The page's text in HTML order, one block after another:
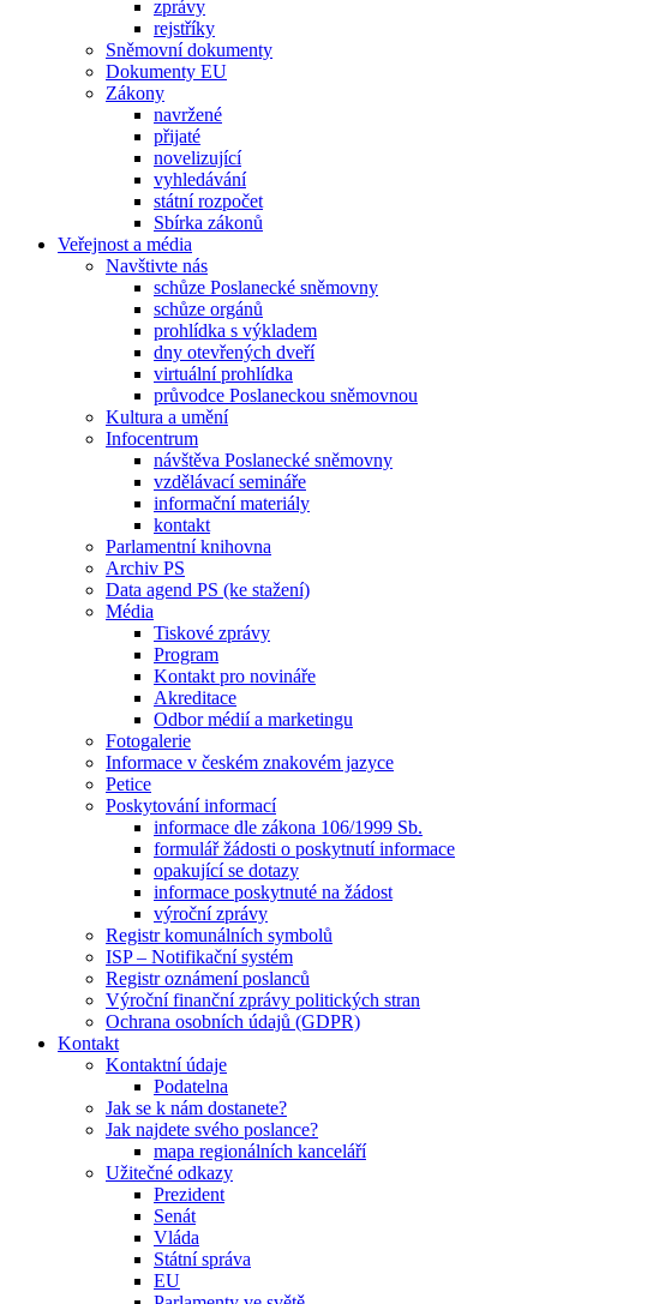
zprávy
rejstříky
Sněmovní dokumenty
Dokumenty EU
Zákony
navržené
přijaté
novelizující
vyhledávání
státní rozpočet
Sbírka zákonů
Veřejnost a média
Navštivte nás
schůze Poslanecké sněmovny
schůze orgánů
prohlídka s výkladem
dny otevřených dveří
virtuální prohlídka
průvodce Poslaneckou sněmovnou
Kultura a umění
Infocentrum
návštěva Poslanecké sněmovny
vzdělávací semináře
informační materiály
kontakt
Parlamentní knihovna
Archiv PS
Data agend PS (ke stažení)
Média
Tiskové zprávy
Program
Kontakt pro novináře
Akreditace
Odbor médií a marketingu
Fotogalerie
Informace v českém znakovém jazyce
Petice
Poskytování informací
informace dle zákona 106/1999 Sb.
formulář žádosti o poskytnutí informace
opakující se dotazy
informace poskytnuté na žádost
výroční zprávy
Registr komunálních symbolů
ISP – Notifikační systém
Registr oznámení poslanců
Výroční finanční zprávy politických stran
Ochrana osobních údajů (GDPR)
Kontakt
Kontaktní údaje
Podatelna
Jak se k nám dostanete?
Jak najdete svého poslance?
mapa regionálních kanceláří
Užitečné odkazy
Prezident
Senát
Vláda
Státní správa
EU